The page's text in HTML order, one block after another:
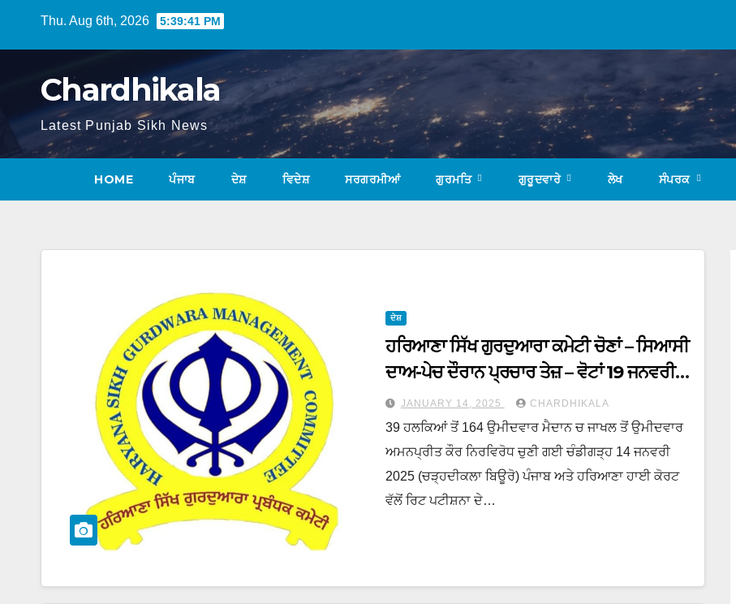
Thu. Aug 6th, 2026 5:39:42 PM
Chardhikala
Latest Punjab Sikh News
HOME ਪੰਜਾਬ ਦੇਸ਼ ਵਿਦੇਸ਼ ਸਰਗਰਮੀਆਂ ਗੁਰਮਤਿ ਗੁਰੂਦਵਾਰੇ ਲੇਖ ਸੰਪਰਕ
ਦੇਸ਼
ਹਰਿਆਣਾ ਸਿੱਖ ਗੁਰਦੁਆਰਾ ਕਮੇਟੀ ਚੋਣਾਂ – ਸਿਆਸੀ
ਦਾਅ-ਪੇਚ ਦੌਰਾਨ ਪ੍ਰਚਾਰ ਤੇਜ਼ – ਵੋਟਾਂ 19 ਜਨਵਰੀ ਨੂੰ
ਪੈਣਗੀਆਂ
JANUARY 14, 2025 CHARDHIKALA
39 ਹਲਕਿਆਂ ਤੋਂ 164 ਉਮੀਦਵਾਰ ਮੈਦਾਨ ਚ ਜਾਖਲ ਤੋਂ ਉਮੀਦਵਾਰ
ਅਮਨਪ੍ਰੀਤ ਕੌਰ ਨਿਰਵਿਰੋਧ ਚੁਣੀ ਗਈ ਚੰਡੀਗੜ੍ਹ 14 ਜਨਵਰੀ
2025 (ਚੜ੍ਹਦੀਕਲਾ ਬਿਊਰੋ) ਪੰਜਾਬ ਅਤੇ ਹਰਿਆਣਾ ਹਾਈ ਕੋਰਟ
ਵੱਲੋਂ ਰਿਟ ਪਟੀਸ਼ਨਾ ਦੇ…